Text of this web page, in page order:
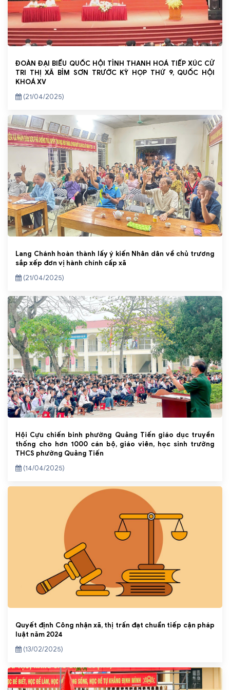
ĐOÀN ĐẠI BIỂU QUỐC HỘI TỈNH THANH HOÁ TIẾP XÚC CỬ
TRI THỊ XÃ BỈM SƠN TRƯỚC KỲ HỌP THỨ 9, QUỐC HỘI
KHOÁ XV
(21/04/2025)
Lang Chánh hoàn thành lấy ý kiến Nhân dân về chủ trương
sắp xếp đơn vị hành chính cấp xã
(21/04/2025)
Hội Cựu chiến binh phường Quảng Tiến giáo dục truyền
thống cho hơn 1000 cán bộ, giáo viên, học sinh trường
THCS phường Quảng Tiến
(14/04/2025)
Quyết định Công nhận xã, thị trấn đạt chuẩn tiếp cận pháp
luật năm 2024
(13/02/2025)